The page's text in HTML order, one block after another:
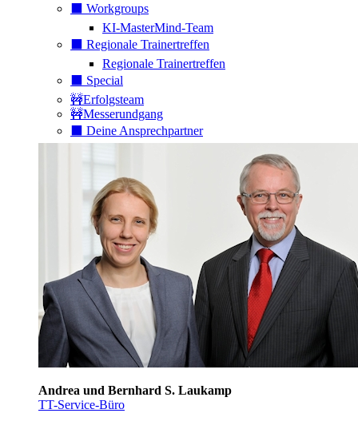
⬛️ Workgroups
KI-MasterMind-Team
⬛️ Regionale Trainertreffen
Regionale Trainertreffen
⬛️ Special
🚧Erfolgsteam
🚧Messerundgang
⬛️ Deine Ansprechpartner
Andrea und Bernhard S. Laukamp
TT-Service-Büro